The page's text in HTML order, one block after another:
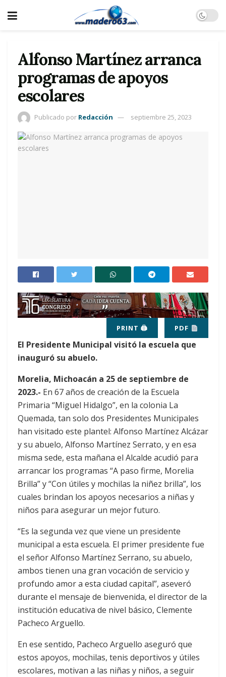
Alfonso Martínez arranca
programas de apoyos
escolares
Publicado por Redacción septiembre 25, 2023
PRINT 🖨 PDF
El Presidente Municipal visitó la escuela que
inauguró su abuelo.
Morelia, Michoacán a 25 de septiembre de
2023.- En 67 años de creación de la Escuela
Primaria “Miguel Hidalgo”, en la colonia La
Quemada, tan solo dos Presidentes Municipales
han visitado este plantel: Alfonso Martínez Alcázar
y su abuelo, Alfonso Martínez Serrato, y en esa
misma sede, esta mañana el Alcalde acudió para
arrancar los programas “A paso firme, Morelia
Brilla” y “Con útiles y mochilas la niñez brilla”, los
cuales brindan los apoyos necesarios a niñas y
niños para asegurar un mejor futuro.
“Es la segunda vez que viene un presidente
municipal a esta escuela. El primer presidente fue
el señor Alfonso Martínez Serrano, su abuelo,
ambos tienen una gran vocación de servicio y
profundo amor a esta ciudad capital”, aseveró
durante el mensaje de bienvenida, el director de la
institución educativa de nivel básico, Clemente
Pacheco Arguello.
En ese sentido, Pacheco Arguello aseguró que
estos apoyos, mochilas, tenis deportivos y útiles
escolares, motivan a las niñas y niños, a seguir